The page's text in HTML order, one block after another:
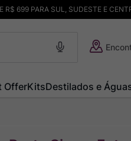
R$ 699 PARA SUL, SUDESTE E
OfferKitsDestilados e